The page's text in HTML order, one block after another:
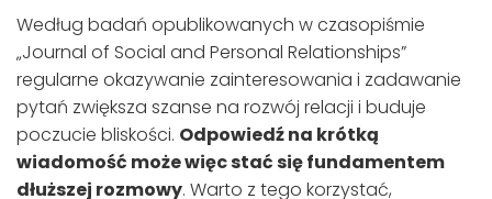
Według badań opublikowanych w czasopiśmie
„Journal of Social and Personal Relationships”
regularne okazywanie zainteresowania i zadawanie
pytań zwiększa szanse na rozwój relacji i buduje
poczucie bliskości. Odpowiedź na krótką
wiadomość może więc stać się fundamentem
dłuższej rozmowy. Warto z tego korzystać,